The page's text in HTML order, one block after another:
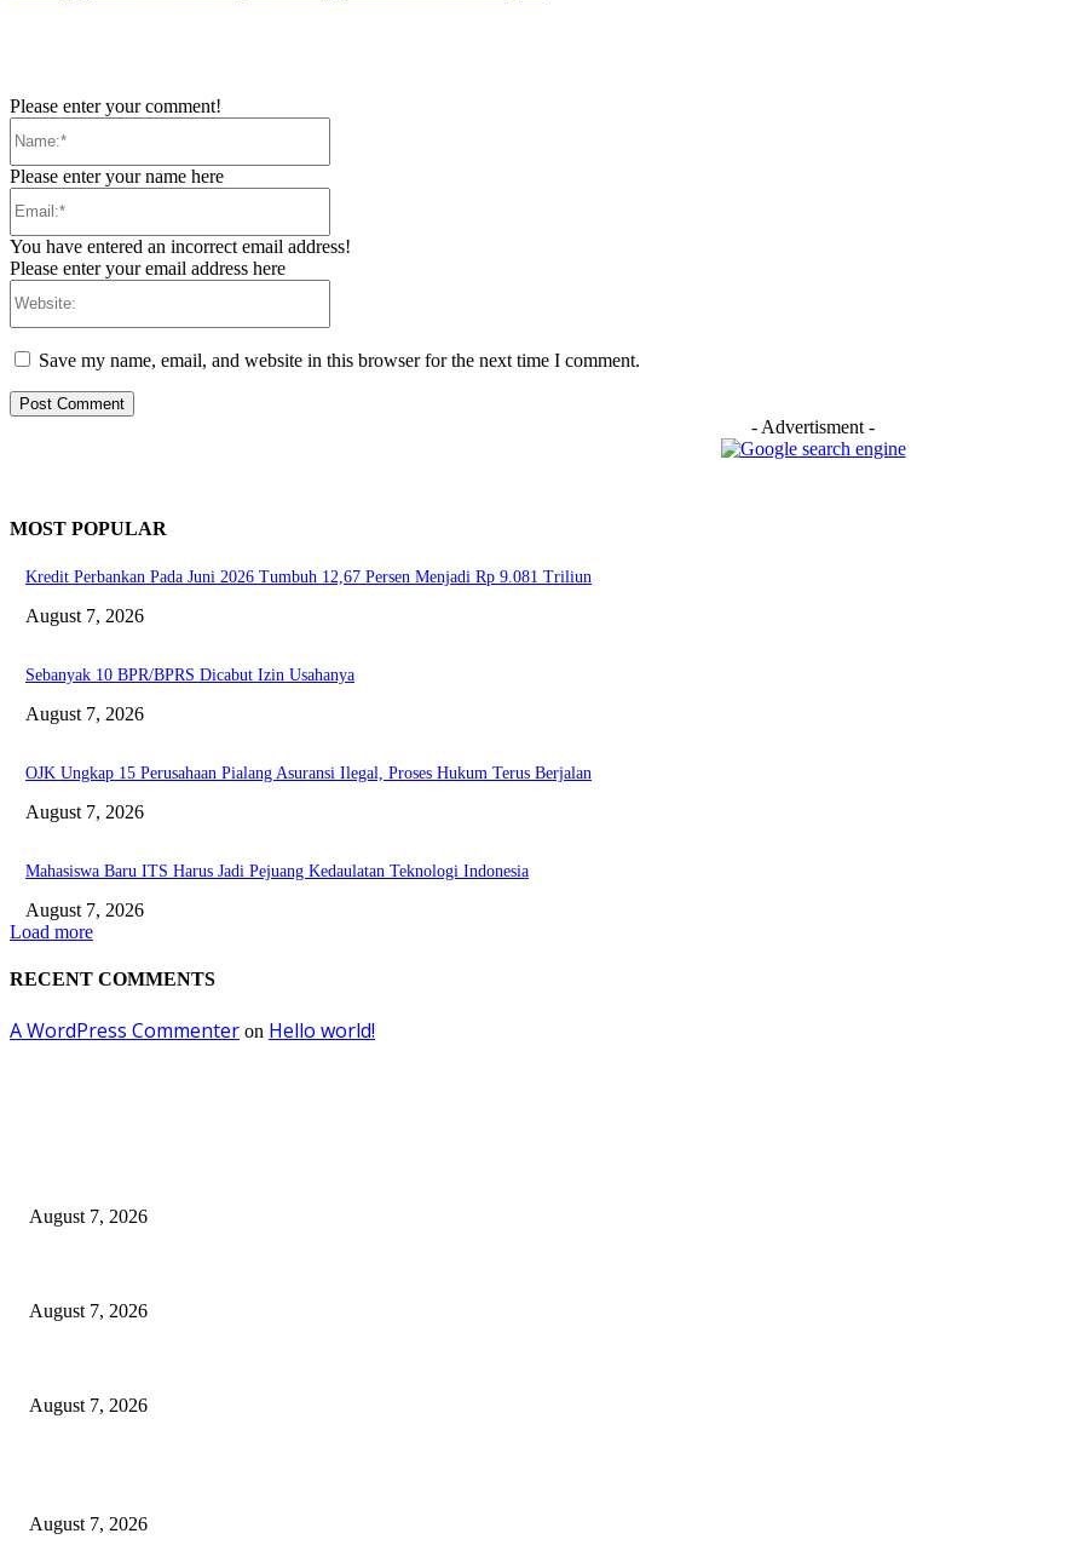
Please enter your comment!
Please enter your name here
You have entered an incorrect email address!
Please enter your email address here
Save my name, email, and website in this browser for the next time I comment.
- Advertisment -
MOST POPULAR
Kredit Perbankan Pada Juni 2026 Tumbuh 12,67 Persen Menjadi Rp 9.081 Triliun
August 7, 2026
Sebanyak 10 BPR/BPRS Dicabut Izin Usahanya
August 7, 2026
OJK Ungkap 15 Perusahaan Pialang Asuransi Ilegal, Proses Hukum Terus Berjalan
August 7, 2026
Mahasiswa Baru ITS Harus Jadi Pejuang Kedaulatan Teknologi Indonesia
August 7, 2026
Load more
RECENT COMMENTS
A WordPress Commenter on Hello world!
August 7, 2026
August 7, 2026
August 7, 2026
August 7, 2026